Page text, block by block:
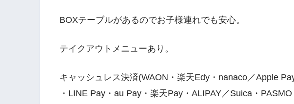
BOXテーブルがあるのでお子様連れでも安心。
テイクアウトメニューあり。
キャッシュレス決済(WAON・楽天Edy・nanaco／Apple
・LINE Pay・au Pay・楽天Pay・ALIPAY／Suica・